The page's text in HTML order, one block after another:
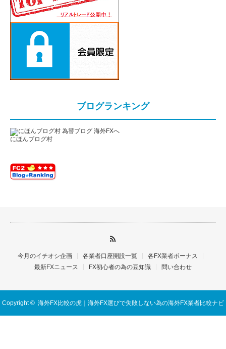
ブログランキング
にほんブログ村
今月のイチオシ企画 各業者口座開設一覧
各FX業者ボーナス
最新FXニュース
FX初心者の為の豆知識 問い合わせ
Copyright © 海外FX比較の虎｜海外FX選びで失敗しない為の海外FX業者比較ナビ